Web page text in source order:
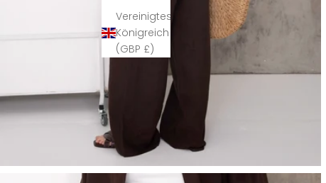
Vereinigtes
Königreich
(GBP £)